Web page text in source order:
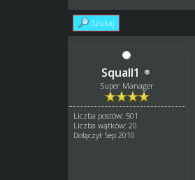
Szukaj
Squall1
Super Manager
Liczba postów: 501
Liczba wątków: 20
Dołączył: Sep 2010